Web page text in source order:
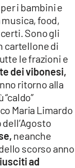
i bambini e
food,
Sono gli
cartellone di
le frazioni e
dei vibonesi,
ritorno alla
Maria Limardo
neanche
scorso anno
ad